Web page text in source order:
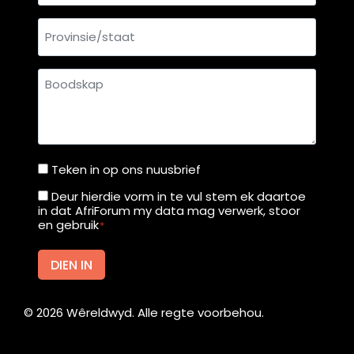
Provinsie/staat
Boodskap
Teken
in
op
ons
nuusbrief
Teken in op ons nuusbrief
Deur
hierdie
te
vul
Deur hierdie vorm in te vul stem ek daartoe
in dat AfriForum my data mag verwerk, stoor
en gebruik*
DIEN IN
© 2026 Wêreldwyd. Alle regte voorbehou.